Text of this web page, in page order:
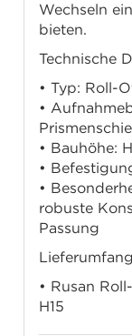
Wechseln
bieten.
Technische
• Typ: Roll-
•
• Bauhöhe:
•
•
robuste
Passung
Lieferumfang
• Rusan
H15